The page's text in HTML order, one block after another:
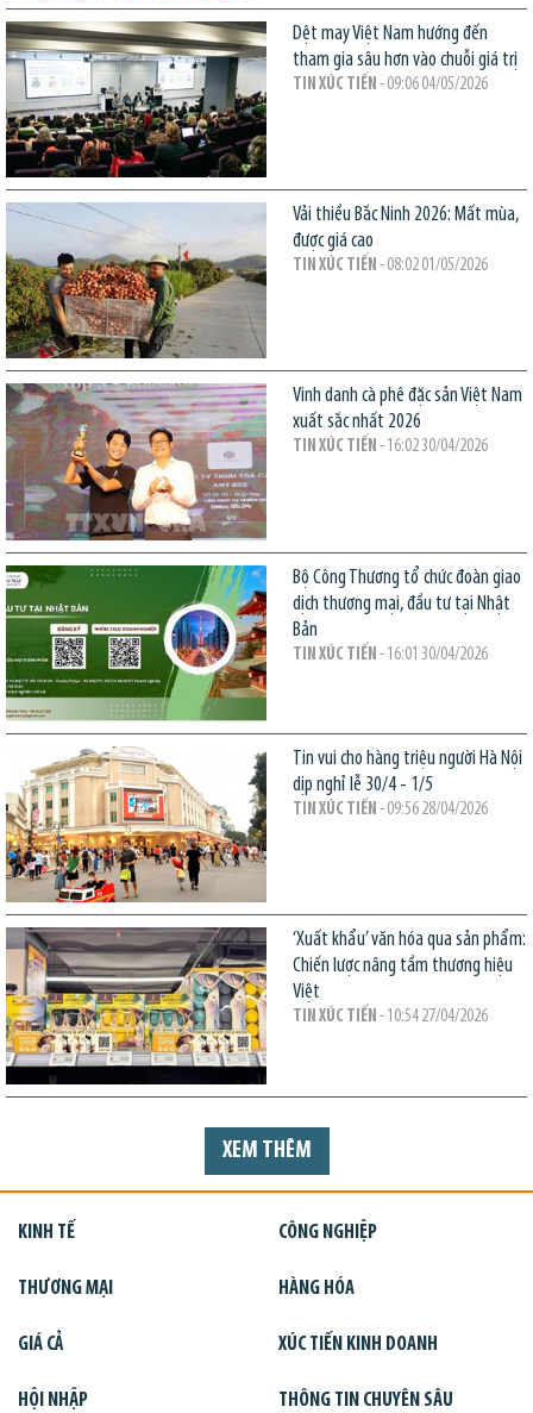
Dệt may Việt Nam hướng đến
tham gia sâu hơn vào chuỗi giá trị
TIN XÚC TIẾN - 09:06 04/05/2026
Vải thiều Bắc Ninh 2026: Mất mùa,
được giá cao
TIN XÚC TIẾN - 08:02 01/05/2026
Vinh danh cà phê đặc sản Việt Nam
xuất sắc nhất 2026
TIN XÚC TIẾN - 16:02 30/04/2026
Bộ Công Thương tổ chức đoàn giao
dịch thương mại, đầu tư tại Nhật
Bản
TIN XÚC TIẾN - 16:01 30/04/2026
Tin vui cho hàng triệu người Hà Nội
dịp nghỉ lễ 30/4 - 1/5
TIN XÚC TIẾN - 09:56 28/04/2026
‘Xuất khẩu’ văn hóa qua sản phẩm:
Chiến lược nâng tầm thương hiệu
Việt
TIN XÚC TIẾN - 10:54 27/04/2026
XEM THÊM
KINH TẾ CÔNG NGHIỆP
THƯƠNG MẠI HÀNG HÓA
GIÁ CẢ XÚC TIẾN KINH DOANH
HỘI NHẬP THÔNG TIN CHUYÊN SÂU